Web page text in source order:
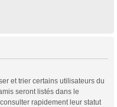
et trier certains utilisateurs du
seront listés dans le
rapidement leur statut